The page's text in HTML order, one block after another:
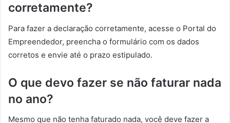
corretamente?
Para fazer a declaração corretamente, acesse o Portal do
Empreendedor, preencha o formulário com os dados
corretos e envie até o prazo estipulado.
O que devo fazer se não faturar nada
no ano?
Mesmo que não tenha faturado nada, você deve fazer a